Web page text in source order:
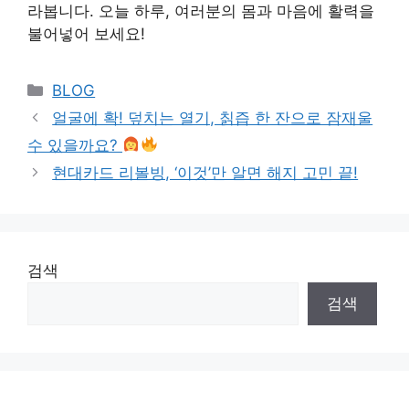
라봅니다. 오늘 하루, 여러분의 몸과 마음에 활력을
불어넣어 보세요!
Categories
BLOG
얼굴에 확! 덮치는 열기, 칡즙 한 잔으로 잠재울
수 있을까요?
현대카드 리볼빙, ‘이것’만 알면 해지 고민 끝!
검색
검색